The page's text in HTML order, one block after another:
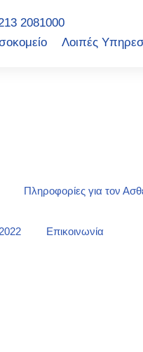
2081000
Λοιπές
Πληροφορίες για τον
Επικοινωνία